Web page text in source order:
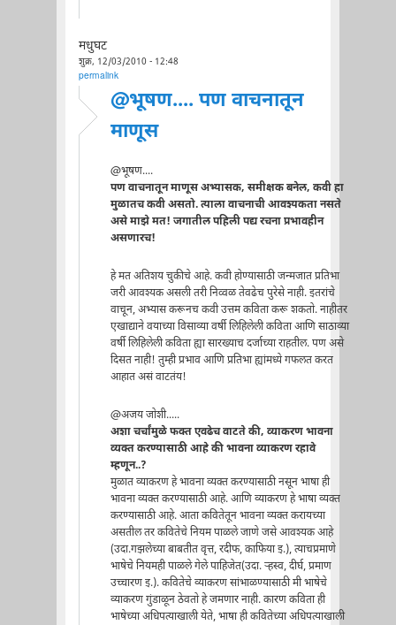
मधुघट
शुक्र, 12/03/2010 - 12:48
permalink
@भूषण.... पण वाचनातून
माणूस
@भूषण....
पण वाचनातून माणूस अभ्यासक, समीक्षक बनेल, कवी हा
मुळातच कवी असतो. त्याला वाचनाची आवश्यकता नसते
असे माझे मत! जगातील पहिली पद्य रचना प्रभावहीन
असणारच!
हे मत अतिशय चुकीचे आहे. कवी होण्यासाठी जन्मजात प्रतिभा
जरी आवश्यक असली तरी निव्वळ तेवढेच पुरेसे नाही. इतरांचे
वाचून, अभ्यास करूनच कवी उत्तम कविता करू शकतो. नाहीतर
एखाद्याने वयाच्या विसाव्या वर्षी लिहिलेली कविता आणि साठाव्या
वर्षी लिहिलेली कविता ह्या सारख्याच दर्जाच्या राहतील. पण असे
दिसत नाही! तुम्ही प्रभाव आणि प्रतिभा ह्यांमध्ये गफलत करत
आहात असं वाटतंय!
@अजय जोशी.....
अशा चर्चांमुळे फक्त एवढेच वाटते की, व्याकरण भावना
व्यक्त करण्यासाठी आहे की भावना व्याकरण रहावे
म्हणून..?
मुळात व्याकरण हे भावना व्यक्त करण्यासाठी नसून भाषा ही
भावना व्यक्त करण्यासाठी आहे. आणि व्याकरण हे भाषा व्यक्त
करण्यासाठी आहे. आता कवितेतून भावना व्यक्त करायच्या
असतील तर कवितेचे नियम पाळले जाणे जसे आवश्यक आहे
(उदा.गझलेच्या बाबतीत वृत्त, रदीफ, काफिया इ.), त्याचप्रमाणे
भाषेचे नियमही पाळले गेले पाहिजेत(उदा. र्‍हस्व, दीर्घ, प्रमाण
उच्चारण इ.). कवितेचे व्याकरण सांभाळण्यासाठी मी भाषेचे
व्याकरण गुंडाळून ठेवतो हे जमणार नाही. कारण कविता ही
भाषेच्या अधिपत्याखाली येते, भाषा ही कवितेच्या अधिपत्याखाली